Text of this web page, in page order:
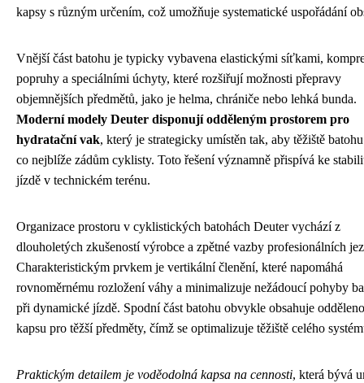
kapsy s různým určením, což umožňuje systematické uspořádání
Vnější část batohu je typicky vybavena elastickými síťkami,
popruhy a speciálními úchyty, které rozšiřují možnosti přepravy
objemnějších předmětů, jako je helma, chrániče nebo lehká bunda.
Moderní modely Deuter disponují odděleným prostorem pro
hydratační vak, který je strategicky umístěn tak, aby těžiště
co nejblíže zádům cyklisty. Toto řešení významně přispívá ke
jízdě v technickém terénu.
Organizace prostoru v cyklistických batohách Deuter vychází z
dlouholetých zkušeností výrobce a zpětné vazby profesionálních
Charakteristickým prvkem je vertikální členění, které napomáhá
rovnoměrnému rozložení váhy a minimalizuje nežádoucí pohyby
při dynamické jízdě. Spodní část batohu obvykle obsahuje
kapsu pro těžší předměty, čímž se optimalizuje těžiště celého
Praktickým detailem je voděodolná kapsa na cennosti, která bývá